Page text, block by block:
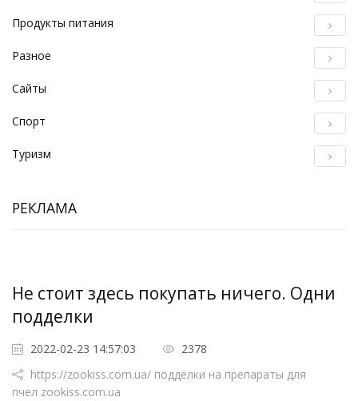
Продукты питания
Разное
Сайты
Спорт
Туризм
РЕКЛАМА
Не стоит здесь покупать ничего. Одни
подделки
2022-02-23 14:57:03
2378
https://zookiss.com.ua/ подделки на препараты для
пчел zookiss.com.ua